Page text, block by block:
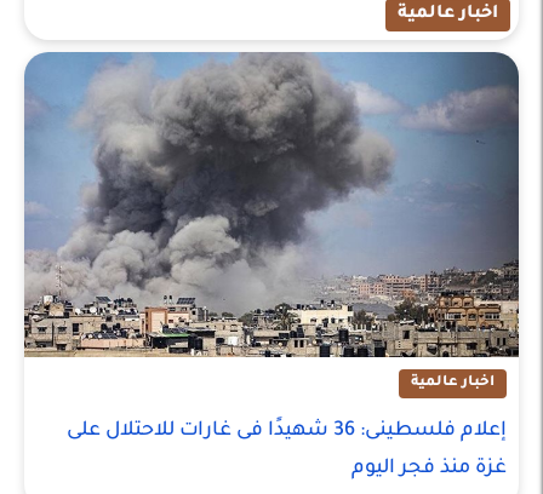
اخبار عالمية
اخبار عالمية
إعلام فلسطينى: 36 شهيدًا فى غارات للاحتلال على
غزة منذ فجر اليوم